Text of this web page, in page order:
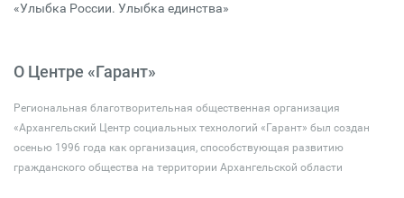
«Улыбка России. Улыбка единства»
О Центре «Гарант»
Региональная благотворительная общественная организация
«Архангельский Центр социальных технологий «Гарант» был создан
осенью 1996 года как организация, способствующая развитию
гражданского общества на территории Архангельской области